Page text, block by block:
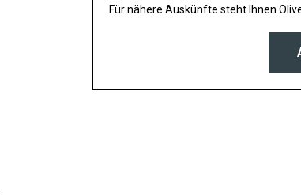
Für nähere Auskünfte steht Ihnen